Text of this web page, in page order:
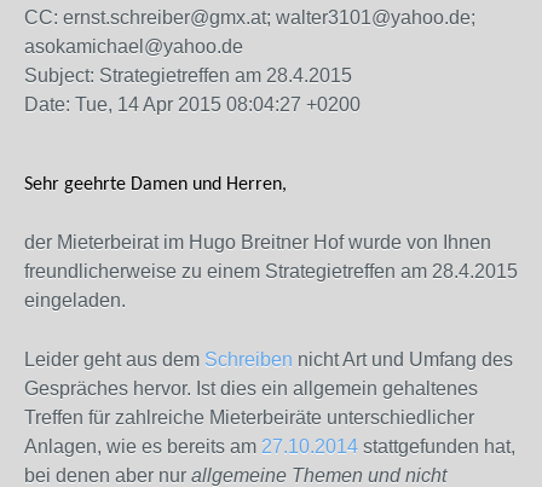
CC: ernst.schreiber@gmx.at; walter3101@yahoo.de;
asokamichael@yahoo.de
Subject: Strategietreffen am 28.4.2015
Date: Tue, 14 Apr 2015 08:04:27 +0200
Sehr geehrte Damen und Herren,
der Mieterbeirat im Hugo Breitner Hof wurde von Ihnen
freundlicherweise zu einem Strategietreffen am 28.4.2015
eingeladen.
Leider geht aus dem Schreiben nicht Art und Umfang des
Gespräches hervor. Ist dies ein allgemein gehaltenes
Treffen für zahlreiche Mieterbeiräte unterschiedlicher
Anlagen, wie es bereits am 27.10.2014 stattgefunden hat,
bei denen aber nur allgemeine Themen und nicht